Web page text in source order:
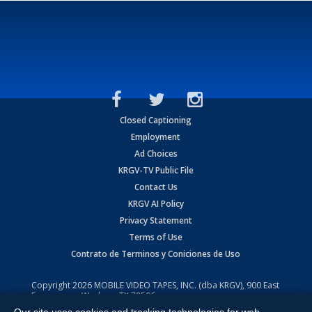
Closed Captioning
Employment
Ad Choices
KRGV-TV Public File
Contact Us
KRGV AI Policy
Privacy Statement
Terms of Use
Contrato de Terminos y Coniciones de Uso
Copyright2026 MOBILE VIDEO TAPES, INC. (dba KRGV), 900 East
Expressway, Weslaco, TX 78596.